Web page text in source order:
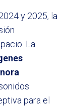
y 2025, la
La
para el